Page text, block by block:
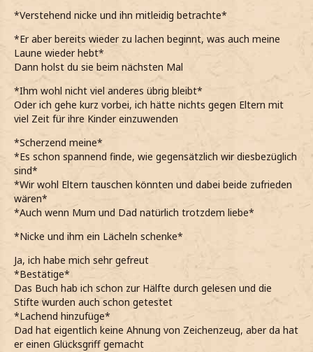
*Verstehend nicke und ihn mitleidig betrachte*
*Er aber bereits wieder zu lachen beginnt, was auch meine
Laune wieder hebt*
Dann holst du sie beim nächsten Mal
*Ihm wohl nicht viel anderes übrig bleibt*
Oder ich gehe kurz vorbei, ich hätte nichts gegen Eltern mit
viel Zeit für ihre Kinder einzuwenden
*Scherzend meine*
*Es schon spannend finde, wie gegensätzlich wir diesbezüglich
sind*
*Wir wohl Eltern tauschen könnten und dabei beide zufrieden
wären*
*Auch wenn Mum und Dad natürlich trotzdem liebe*
*Nicke und ihm ein Lächeln schenke*
Ja, ich habe mich sehr gefreut
*Bestätige*
Das Buch hab ich schon zur Hälfte durch gelesen und die
Stifte wurden auch schon getestet
*Lachend hinzufüge*
Dad hat eigentlich keine Ahnung von Zeichenzeug, aber da hat
er einen Glücksgriff gemacht